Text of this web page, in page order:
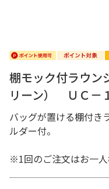
棚モック付ラウン
リーン） ＵＣ－
バッグが置ける棚付き
ルダー付。
※1回のご注文はお一人